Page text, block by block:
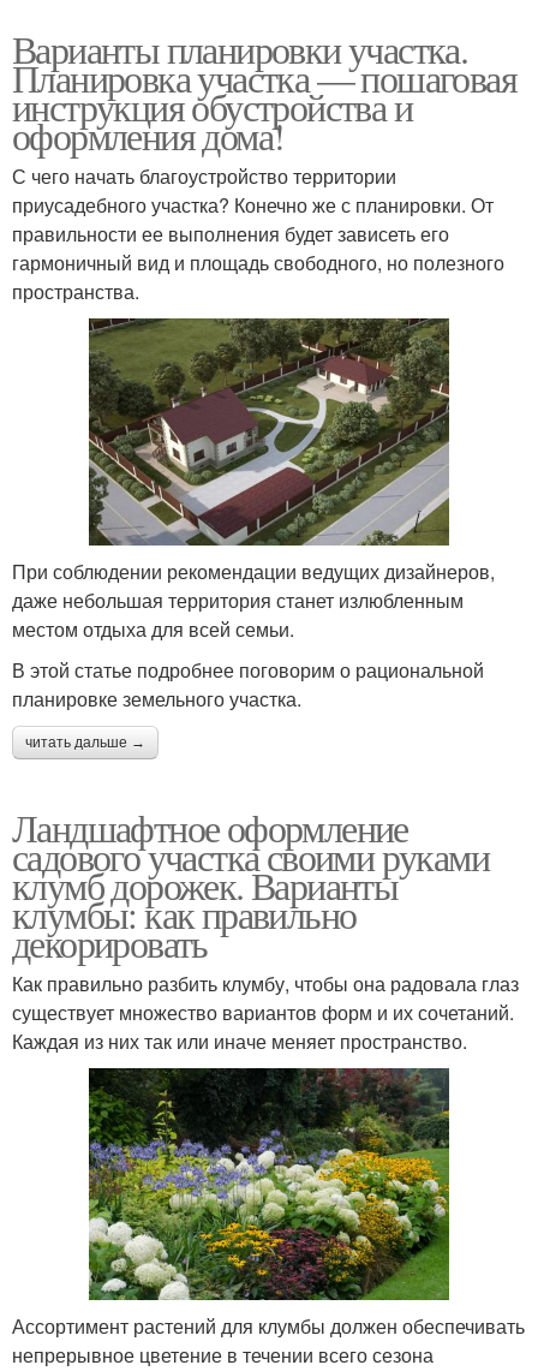
Варианты планировки участка.
Планировка участка — пошаговая
инструкция обустройства и
оформления дома!
С чего начать благоустройство территории
приусадебного участка? Конечно же с планировки. От
правильности ее выполнения будет зависеть его
гармоничный вид и площадь свободного, но полезного
пространства.
При соблюдении рекомендации ведущих дизайнеров,
даже небольшая территория станет излюбленным
местом отдыха для всей семьи.
В этой статье подробнее поговорим о рациональной
планировке земельного участка.
читать дальше →
Ландшафтное оформление
садового участка своими руками
клумб дорожек. Варианты
клумбы: как правильно
декорировать
Как правильно разбить клумбу, чтобы она радовала глаз
существует множество вариантов форм и их сочетаний.
Каждая из них так или иначе меняет пространство.
Ассортимент растений для клумбы должен обеспечивать
непрерывное цветение в течении всего сезона